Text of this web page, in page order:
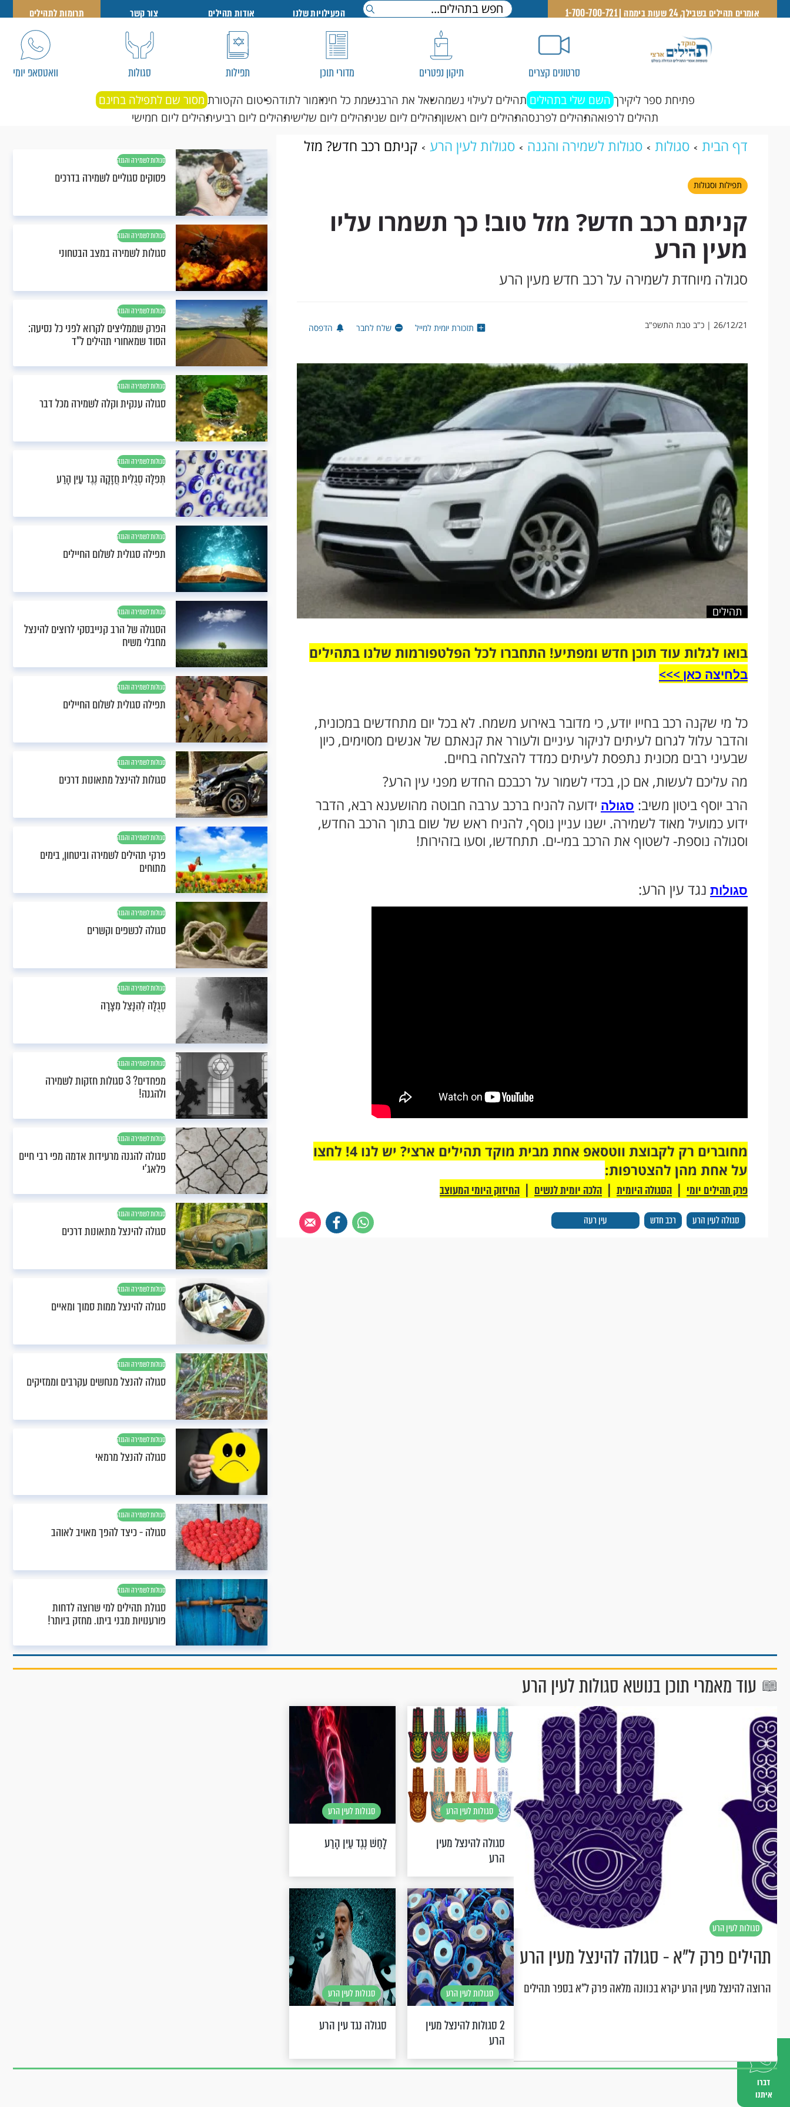
דברו
איתנו
אומרים תהילים בשבילך, 24 שעות ביממה | 1-700-700-721 הפעילויות שלנו אודות תהילים צור קשר תרומות לתהילים
סרטונים קצרים תיקון נפטרים מדורי תוכן תפילות סגולות וואטסאפ יומי
פתיחת ספר ליקירך השם שלי בתהילים תהילים לעילוי נשמהשאל את הרבנשמת כל חימזמור לתודהפיטום הקטורת מסור שם לתפילה בחינם
תהילים לרפואהתהילים לפרנסהתהילים ליום ראשוןתהילים ליום שניתהילים ליום שלישיתהילים ליום רביעיתהילים ליום חמישי
דף הבית סגולות סגולות לשמירה והגנה סגולות לעין הרע
קניתם רכב חדש? מזל
טוב! כך תשמרו עליו מעין הרע
תפילות וסגולות
קניתם רכב חדש? מזל טוב! כך תשמרו עליו
מעין הרע
סגולה מיוחדת לשמירה על רכב חדש מעין הרע
26/12/21 | כ"ב טבת התשפ"ב תזכורת יומית למייל שלח לחבר הדפסה
תהילים
בואו לגלות עוד תוכן חדש ומפתיע! התחברו לכל הפלטפורמות שלנו בתהילים
בלחיצה כאן >>>​
כל מי שקנה רכב בחייו יודע, כי מדובר באירוע משמח. לא בכל יום מתחדשים במכונית,
והדבר עלול לגרום לעיתים לניקור עיניים ולעורר את קנאתם של אנשים מסוימים, כיון
שבעיני רבים מכונית נתפסת לעיתים כמדד להצלחה בחיים.
מה עליכם לעשות, אם כן, בכדי לשמור על רכבכם החדש מפני עין הרע?
הרב יוסף ביטון משיב: סגולה ידועה להניח ברכב ערבה חבוטה מהושענא רבא, הדבר
ידוע כמועיל מאוד לשמירה. ישנו עניין נוסף, להניח ראש של שום בתוך הרכב החדש,
וסגולה נוספת- לשטוף את הרכב במי-ים. תתחדשו, וסעו בזהירות!
סגולות נגד עין הרע:
סגולה לעין הרע רכב חדש עין רעה
מחוברים רק לקבוצת ווטסאפ אחת מבית מוקד תהילים ארצי? יש לנו 4! לחצו
על אחת מהן להצטרפות:
פרק תהילים יומי | הסגולה היומית | הלכה יומית לנשים | החיזוק היומי המעוצב
סגולות לשמירה והגנה
פסוקים סגוליים לשמירה בדרכים
סגולות לשמירה והגנה
סגולות לשמירה במצב הבטחוני
סגולות לשמירה והגנה
הפרק שממליצים לקרוא לפני כל נסיעה:
הסוד שמאחורי תהילים ל"ד
סגולות לשמירה והגנה
סגולה ענקית וקלה לשמירה מכל דבר
סגולות לשמירה והגנה
תְּפִלָּה סְגֻלִּית חֲזָקָה נֶגֶד עַיִן הָרַע
סגולות לשמירה והגנה
תפילה סגולית לשלום החיילים
סגולות לשמירה והגנה
הסגולה של הרב קנייבסקי לרוצים להינצל
מחבלי משיח
סגולות לשמירה והגנה
תפילה סגולית לשלום החיילים
סגולות לשמירה והגנה
סגולות להינצל מתאונות דרכים
סגולות לשמירה והגנה
פרקי תהילים לשמירה וביטחון, בימים
מתוחים
סגולות לשמירה והגנה
סגולה לכשפים וקשרים
סגולות לשמירה והגנה
סְגֻלָּה לְהִנָּצֵל מִצָּרָה
סגולות לשמירה והגנה
מפחדים? 3 סגולות חזקות לשמירה
ולהגנה!
סגולות לשמירה והגנה
סגולה להגנה מרעידות אדמה מפי רבי חיים
פלאג'י
סגולות לשמירה והגנה
סגולה להינצל מתאונות דרכים
סגולות לשמירה והגנה
סגולה להינצל ממות סמוך ומאיים
סגולות לשמירה והגנה
סגולה להנצל מנחשים עקרבים וממזיקים
סגולות לשמירה והגנה
סגולה להנצל מרמאי
סגולות לשמירה והגנה
סגולה - כיצד להפך מאויב לאוהב
סגולות לשמירה והגנה
סגולת תהילים למי שרוצה לדחות
פורענויות מבני ביתו. מחזק ביותר!
עוד מאמרי תוכן בנושא סגולות לעין הרע
סגולות לעין הרע
תהילים פרק ל"א - סגולה להינצל מעין הרע
הרוצה להינצל מעין הרע יקרא בכוונה מלאה פרק ל"א בספר תהילים
סגולות לעין הרע
סגולה להינצל מעין
הרע
סגולות לעין הרע
לָחַשׁ נֶגֶד עַיִן הָרַע
סגולות לעין הרע
2 סגולות להינצל מעין
הרע
סגולות לעין הרע
סגולה נגד עין הרע